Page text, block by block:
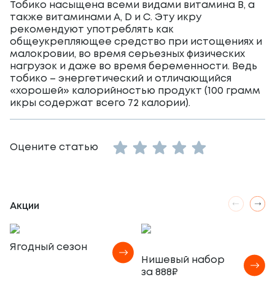
Тобико насыщена всеми видами витамина B, а
также витаминами A, D и C. Эту икру
рекомендуют употреблять как
общеукрепляющее средство при истощениях и
малокровии, во время серьезных физических
нагрузок и даже во время беременности. Ведь
тобико – энергетический и отличающийся
«хорошей» калорийностью продукт (100 грамм
икры содержат всего 72 калории).
Оцените статью
Акции
Ягодный сезон
Нишевый набор
за 888₽